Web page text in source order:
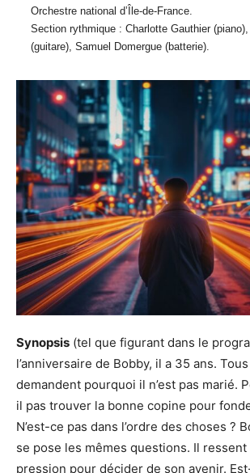
Orchestre national d’Île-de-France.
Section rythmique : Charlotte Gauthier
(guitare), Samuel Domergue (batterie).
Synopsis (tel que figurant dans le
l’anniversaire de Bobby, il a 35 ans.
demandent pourquoi il n’est pas marié.
il pas trouver la bonne copine pour
N’est-ce pas dans l’ordre des choses ?
se pose les mêmes questions. Il
pression pour décider de son avenir.